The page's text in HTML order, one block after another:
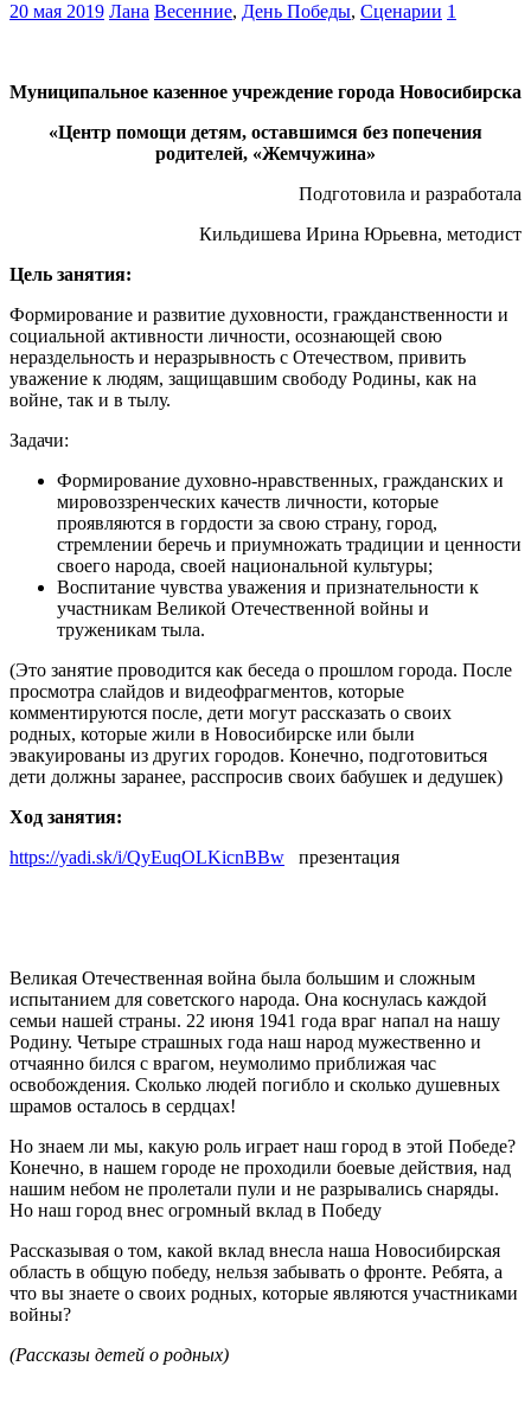
20 мая 2019 Лана Весенние, День Победы, Сценарии 1
Муниципальное казенное учреждение города Новосибирска
«Центр помощи детям, оставшимся без попечения
родителей, «Жемчужина»
Подготовила и разработала
Кильдишева Ирина Юрьевна, методист
Цель занятия:
Формирование и развитие духовности, гражданственности и
социальной активности личности, осознающей свою
нераздельность и неразрывность с Отечеством, привить
уважение к людям, защищавшим свободу Родины, как на
войне, так и в тылу.
Задачи:
Формирование духовно-нравственных, гражданских и
мировоззренческих качеств личности, которые
проявляются в гордости за свою страну, город,
стремлении беречь и приумножать традиции и ценности
своего народа, своей национальной культуры;
Воспитание чувства уважения и признательности к
участникам Великой Отечественной войны и
труженикам тыла.
(Это занятие проводится как беседа о прошлом города. После
просмотра слайдов и видеофрагментов, которые
комментируются после, дети могут рассказать о своих
родных, которые жили в Новосибирске или были
эвакуированы из других городов. Конечно, подготовиться
дети должны заранее, расспросив своих бабушек и дедушек)
Ход занятия:
https://yadi.sk/i/QyEuqOLKicnBBw презентация
Великая Отечественная война была большим и сложным
испытанием для советского народа. Она коснулась каждой
семьи нашей страны. 22 июня 1941 года враг напал на нашу
Родину. Четыре страшных года наш народ мужественно и
отчаянно бился с врагом, неумолимо приближая час
освобождения. Сколько людей погибло и сколько душевных
шрамов осталось в сердцах!
Но знаем ли мы, какую роль играет наш город в этой Победе?
Конечно, в нашем городе не проходили боевые действия, над
нашим небом не пролетали пули и не разрывались снаряды.
Но наш город внес огромный вклад в Победу
Рассказывая о том, какой вклад внесла наша Новосибирская
область в общую победу, нельзя забывать о фронте. Ребята, а
что вы знаете о своих родных, которые являются участниками
войны?
(Рассказы детей о родных)